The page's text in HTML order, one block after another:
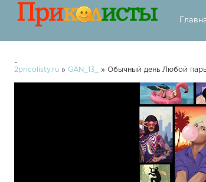
-
2pricolisty.ru » GAN_13_ » Обычный день Любой